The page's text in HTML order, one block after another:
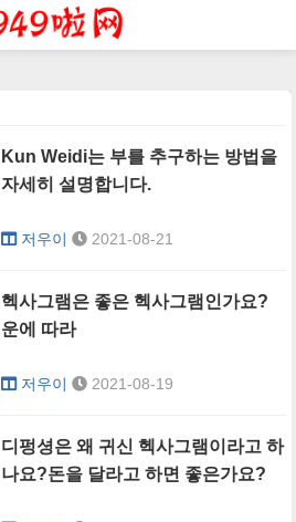
Kun Weidi는 부를 추구하는 방법을
자세히 설명합니다.
저우이 2021-08-21
헥사그램은 좋은 헥사그램인가요?
운에 따라
저우이 2021-08-19
디펑셩은 왜 귀신 헥사그램이라고 하
나요?돈을 달라고 하면 좋은가요?